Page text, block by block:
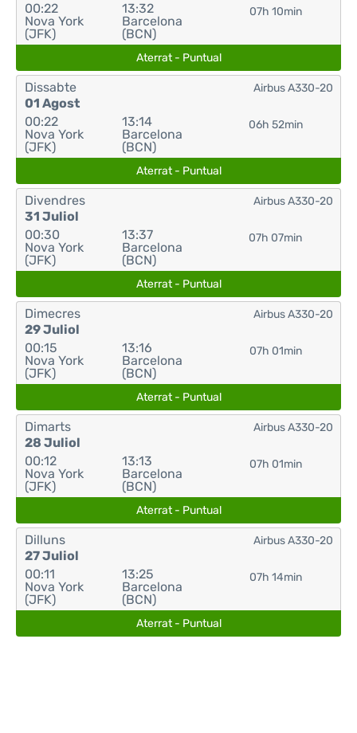
00:22
Nova York
(JFK)
13:32
Barcelona
(BCN)
07h 10min
Aterrat - Puntual
Dissabte
01 Agost
00:22
Nova York
(JFK)
13:14
Barcelona
(BCN)
06h 52min
Airbus A330-20
Aterrat - Puntual
Divendres
31 Juliol
00:30
Nova York
(JFK)
13:37
Barcelona
(BCN)
07h 07min
Airbus A330-20
Aterrat - Puntual
Dimecres
29 Juliol
00:15
Nova York
(JFK)
13:16
Barcelona
(BCN)
07h 01min
Airbus A330-20
Aterrat - Puntual
Dimarts
28 Juliol
00:12
Nova York
(JFK)
13:13
Barcelona
(BCN)
07h 01min
Airbus A330-20
Aterrat - Puntual
Dilluns
27 Juliol
00:11
Nova York
(JFK)
13:25
Barcelona
(BCN)
07h 14min
Airbus A330-20
Aterrat - Puntual